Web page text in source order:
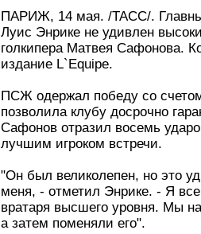
ПАРИЖ, 14 мая. /ТАСС/.
Луис Энрике не удивлен
голкипера Матвея Сафонова.
издание L`Equipe.
ПСЖ одержал победу со
позволила клубу досрочно
Сафонов отразил восемь
лучшим игроком встречи.
"Он был великолепен, но это
меня, - отметил Энрике. - Я
вратаря высшего уровня. Мы
а затем поменяли его".